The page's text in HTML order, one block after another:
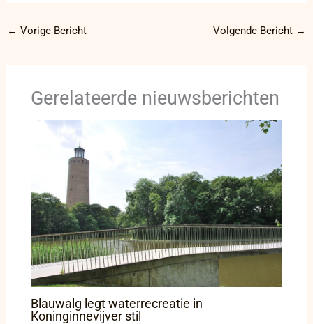
← Vorige Bericht Volgende Bericht →
Gerelateerde nieuwsberichten
Blauwalg legt waterrecreatie in
Koninginnevijver stil